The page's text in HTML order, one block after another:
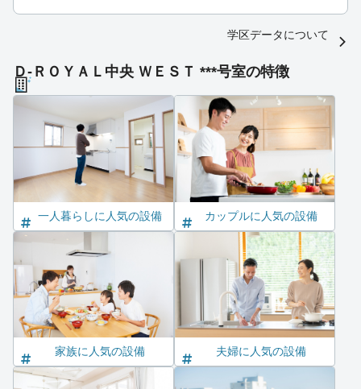
学区データについて
Ｄ-ＲＯＹＡＬ中央 ＷＥＳＴ ***号室の特徴
一人暮らしに人気の設備 カップルに人気の設備
家族に人気の設備 夫婦に人気の設備